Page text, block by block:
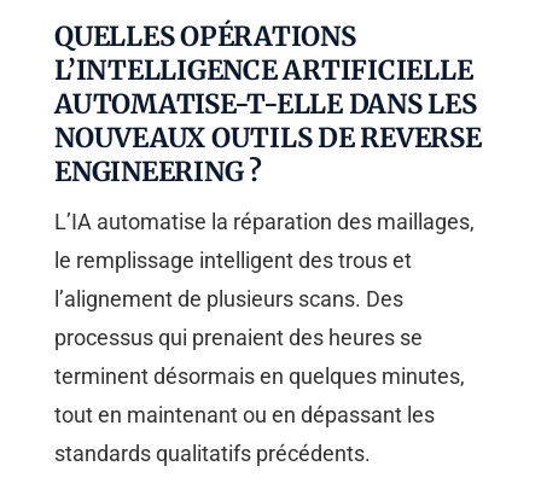
QUELLES OPÉRATIONS
L’INTELLIGENCE ARTIFICIELLE
AUTOMATISE-T-ELLE DANS LES
NOUVEAUX OUTILS DE REVERSE
ENGINEERING ?
L’IA automatise la réparation des maillages,
le remplissage intelligent des trous et
l’alignement de plusieurs scans. Des
processus qui prenaient des heures se
terminent désormais en quelques minutes,
tout en maintenant ou en dépassant les
standards qualitatifs précédents.